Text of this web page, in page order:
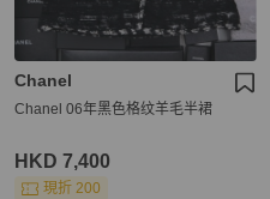
Chanel
Chanel 06年黑色格纹羊毛半裙
HKD 7,400
現折 200